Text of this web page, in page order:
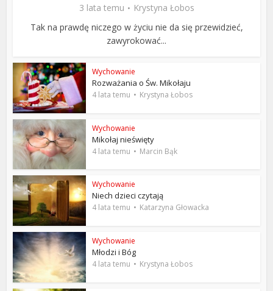
3 lata temu
Krystyna Łobos
Tak na prawdę niczego w życiu nie da się przewidzieć,
zawyrokować...
Wychowanie
Rozważania o Św. Mikołaju
4 lata temu Krystyna Łobos
Wychowanie
Mikołaj nieświęty
4 lata temu Marcin Bąk
Wychowanie
Niech dzieci czytają
4 lata temu Katarzyna Głowacka
Wychowanie
Młodzi i Bóg
4 lata temu Krystyna Łobos